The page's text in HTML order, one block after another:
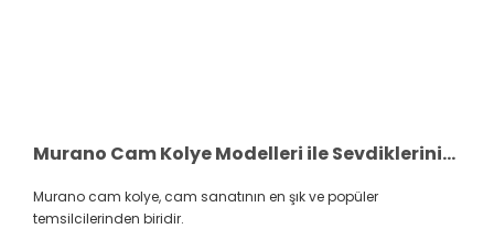
Murano Cam Kolye Modelleri ile Sevdiklerinizi Şımartın
Murano cam kolye, cam sanatının en şık ve popüler
temsilcilerinden biridir.